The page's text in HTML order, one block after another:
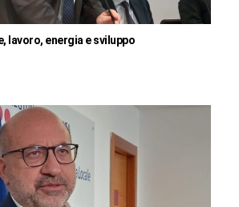
lavoro, energia e sviluppo